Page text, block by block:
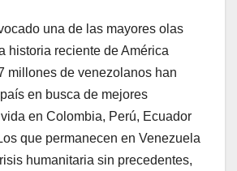
una de las mayores olas
historia reciente de América
millones de venezolanos han
en busca de mejores
en Colombia, Perú, Ecuador
que permanecen en Venezuela
humanitaria sin precedentes,